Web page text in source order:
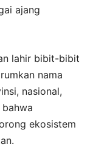
ajang
lahir bibit-bibit
nama
nasional,
ekosistem